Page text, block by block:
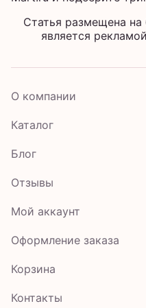
Статья размещена на
является
О компании
Каталог
Блог
Отзывы
Мой аккаунт
Оформление заказа
Корзина
Контакты